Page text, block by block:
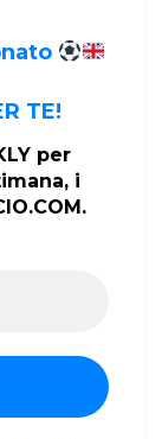
TE!
per
i